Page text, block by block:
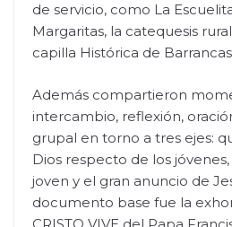
de servicio, como La
Margaritas, la catequesis
capilla Histórica de
Además compartieron
intercambio, reflexión,
grupal en torno a tres ejes:
Dios respecto de los
joven y el gran anuncio de
documento base fue la
CRISTO VIVE del Papa